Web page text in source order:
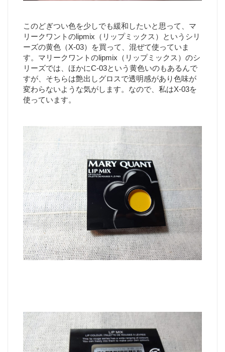
このどぎつい色を少しでも緩和したいと思って、マ
リークワントのlipmix（リップミックス）というシリ
ーズの黄色（X-03）を買って、混ぜて使っていま
す。マリークワントのlipmix（リップミックス）のシ
リーズでは、ほかにC-03という黄色いのもあるんで
すが、そちらは艶出しグロスで透明感があり色味が
変わらないような気がします。なので、私はX-03を
使っています。